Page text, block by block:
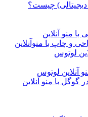
دیجیتالی) چیست؟
منو آنلاین
و چاپ با منوآنلاین
لوتوس
آنلاین لوتوس
با منو آنلاین